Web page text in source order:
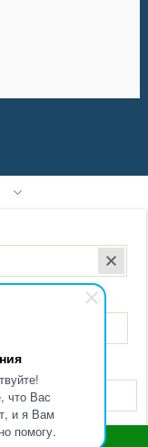
что Вас
и я Вам
помогу.